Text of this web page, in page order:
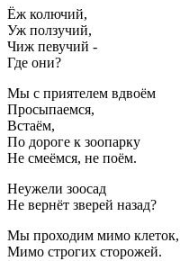
Ёж колючий,
Уж ползучий,
Чиж певучий -
Где они?
Мы с приятелем вдвоём
Просыпаемся,
Встаём,
По дороге к зоопарку
Не смеёмся, не поём.
Неужели зоосад
Не вернёт зверей назад?
Мы проходим мимо клеток,
Мимо строгих сторожей.